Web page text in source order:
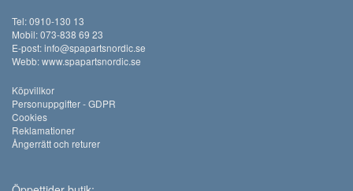
Tel: 0910-130 13
Mobil: 073-838 69 23
E-post:info@spapartsnordic.se
Webb:www.spapartsnordic.se
Köpvillkor
Personuppgifter - GDPR
Cookies
Reklamationer
Ångerrätt och returer